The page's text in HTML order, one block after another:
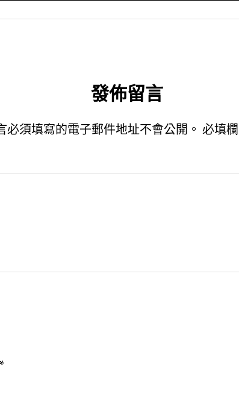
發佈留言
必須填寫的電子郵件地址不會公開。 必填
*